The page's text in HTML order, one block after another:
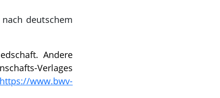
deutschem
Andere
Verlages
https://www.bwv-